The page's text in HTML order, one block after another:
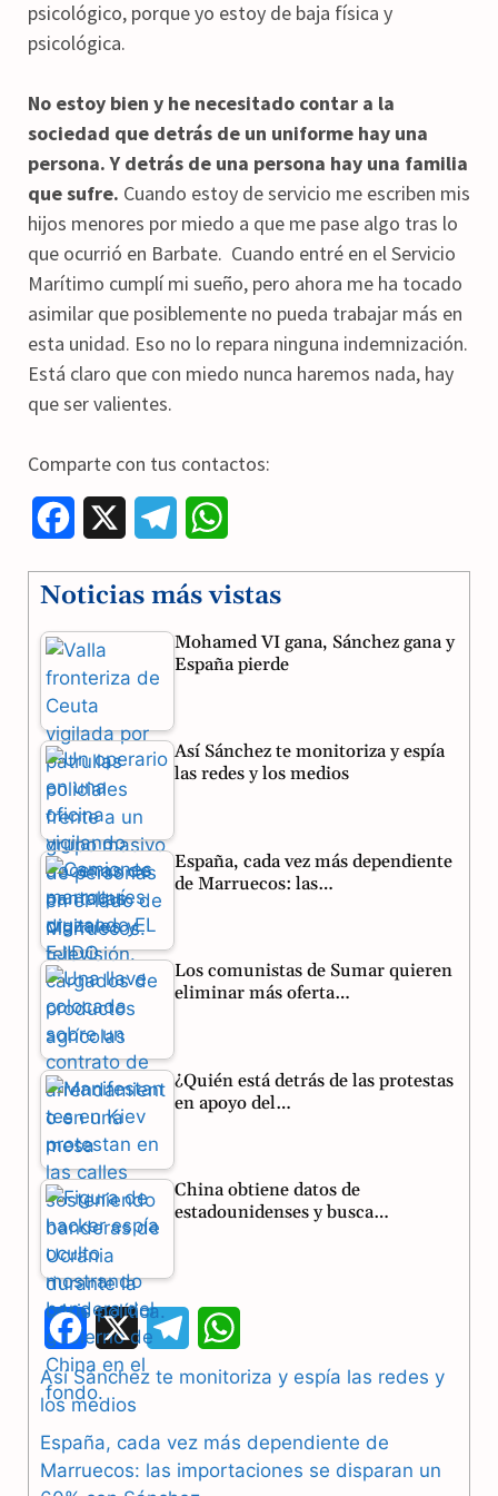
psicológico, porque yo estoy de baja física y
psicológica.
No estoy bien y he necesitado contar a la
sociedad que detrás de un uniforme hay una
persona. Y detrás de una persona hay una familia
que sufre. Cuando estoy de servicio me escriben mis
hijos menores por miedo a que me pase algo tras lo
que ocurrió en Barbate. Cuando entré en el Servicio
Marítimo cumplí mi sueño, pero ahora me ha tocado
asimilar que posiblemente no pueda trabajar más en
esta unidad. Eso no lo repara ninguna indemnización.
Está claro que con miedo nunca haremos nada, hay
que ser valientes.
Comparte con tus contactos:
c
e
b
o
o
k
l
e
a
a
t
p
Noticias más vistas
Mohamed VI gana, Sánchez gana y
España pierde
Así Sánchez te monitoriza y espía
las redes y los medios
España, cada vez más dependiente
de Marruecos: las…
Los comunistas de Sumar quieren
eliminar más oferta…
¿Quién está detrás de las protestas
en apoyo del…
China obtiene datos de
estadounidenses y busca…
F
a
c
e
X
e
e
h
Así Sánchez te monitoriza y espía las redes y
los medios
España, cada vez más dependiente de
Marruecos: las importaciones se disparan un